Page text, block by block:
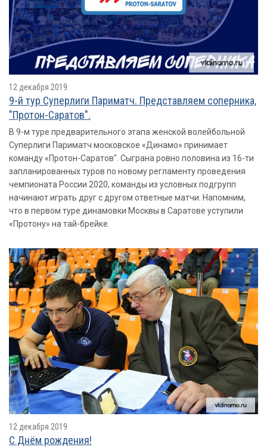
12 декабря 2019
9-й тур Суперлиги Париматч. Представляем соперника,
"Протон-Саратов".
В 9-м туре предварительного этапа женской волейбольной
Суперлиги Париматч московское «Динамо» принимает
команду «Протон-Саратов". Сыграна ровно половина из 16-ти
запланированных туров по новому регламенту проведения
чемпионата России 2020, команды из условных подгрупп
начинают играть друг с другом ответные матчи. Напомним,
что в первом туре динамовки Москвы в Саратове уступили
«Протону» на тай-брейке.
12 декабря 2019
С Днём рождения!